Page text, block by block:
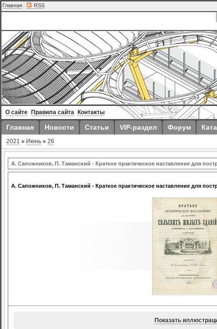
Главная | RSS
О сайте Правила сайта Контакты
Главная Новости Статьи VIP-раздел Форум
2021 » Июнь » 26
А. Сапожников, П. Таманский - Краткое практическое наставление для
А. Сапожников, П. Таманский - Краткое практическое наставление для
Показать